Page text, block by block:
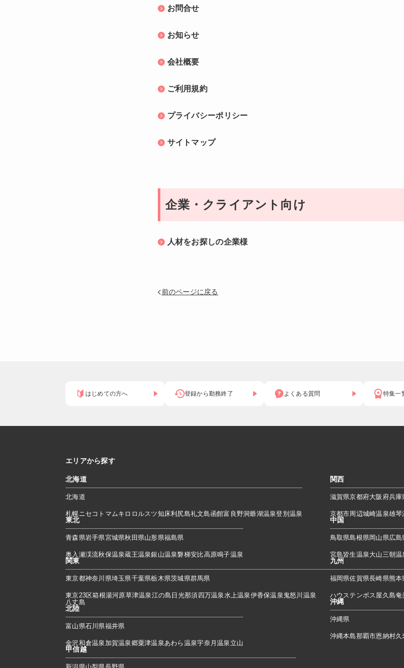
お問合せ
お知らせ
会社概要
ご利用規約
プライバシーポリシー
サイトマップ
企業・クライアント向け
人材をお探しの企業様
前のページに戻る
はじめての方へ 登録から勤務終了 よくある質問 特集一
エリアから探す
北海道
北海道
札幌ニセコ トマムキロロ ルスツ知床利尻島礼文島函館富良野洞爺湖温泉登別温泉
東北
青森県岩手県宮城県秋田県山形県福島県
奥入瀬渓流秋保温泉蔵王温泉銀山温泉磐梯安比高原鳴子温泉
関東
東京都神奈川県埼玉県千葉県栃木県茨城県群馬県
東京23区箱根湯河原草津温泉江の島 日光那須四万温泉水上温泉伊香保温泉 鬼怒川温泉
八丈島
北陸
富山県石川県福井県
金沢 和倉温泉 加賀温泉郷粟津温泉あわら温泉宇奈月温泉 立山
甲信越
関西
滋賀県京都府大阪府兵庫
京都市周辺城崎温泉雄琴
中国
鳥取県島根県岡山県広島
宮島皆生温泉大山三朝温
九州
福岡県佐賀県長崎県熊本
ハウステンボス屋久島奄
沖縄
沖縄県
沖縄本島那覇市恩納村久